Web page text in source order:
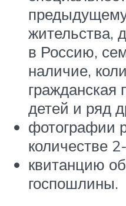
жительства,
в Россию,
наличие,
гражданская
детей и ряд
фотографии
количестве
квитанцию
госпошлины.